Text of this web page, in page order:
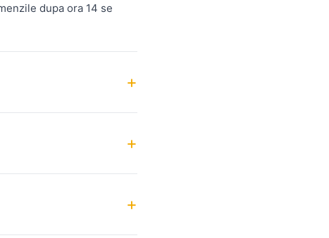
dupa ora 14 se